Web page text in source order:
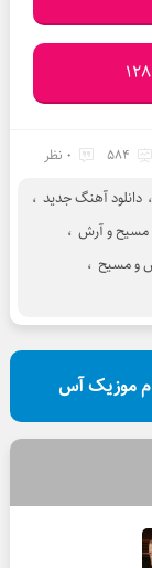
584 0 نظر
، دانلود آهنگ جدید ،
مسیح و آرش ،
و مسیح ،
موزیک آس